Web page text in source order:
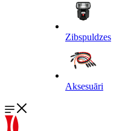
Zibspuldzes
Aksesuāri